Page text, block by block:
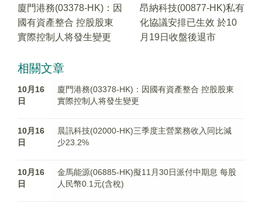
廈門港務(03378-HK)：因
國有資產整合 控股股東
實際控制人将發生變更
昂納科技(00877-HK)私有
化協議安排已生效 於10
月19日收盤後退市
相關文章
10月16
日
廈門港務(03378-HK)：因國有資產整合 控股股東
實際控制人将發生變更
10月16
日
晨訊科技(02000-HK)三季度主營業務收入同比減
少23.2%
10月16
日
金馬能源(06885-HK)擬11月30日派付中期息 每股
人民幣0.1元(含稅)